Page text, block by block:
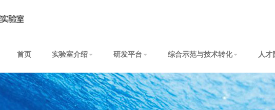
首页 实验室介绍 研发平台 综合示范与技术转化 人才